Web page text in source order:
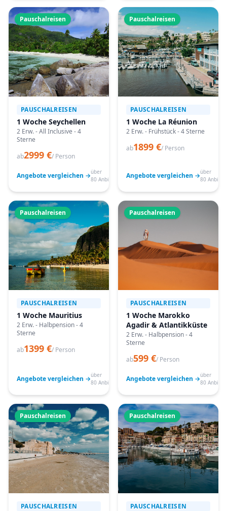
Pauschalreisen
PAUSCHALREISEN
1 Woche Seychellen
2 Erw. - All Inclusive - 4
Sterne
ab2999 €/ Person
Angebote vergleichen →über
80 Anbieter
Pauschalreisen
PAUSCHALREISEN
1 Woche La Réunion
2 Erw. - Frühstück - 4 Sterne
ab1899 €/ Person
Angebote vergleichen →über
80
Pauschalreisen
PAUSCHALREISEN
1 Woche Mauritius
2 Erw. - Halbpension - 4
Sterne
ab1399 €/ Person
Angebote vergleichen →über
80 Anbieter
Pauschalreisen
PAUSCHALREISEN
1 Woche Marokko
Agadir & Atlantikküste
2 Erw. - Halbpension - 4
Sterne
ab599 €/ Person
Angebote vergleichen →über
80
Pauschalreisen
PAUSCHALREISEN
Pauschalreisen
PAUSCHALREISEN